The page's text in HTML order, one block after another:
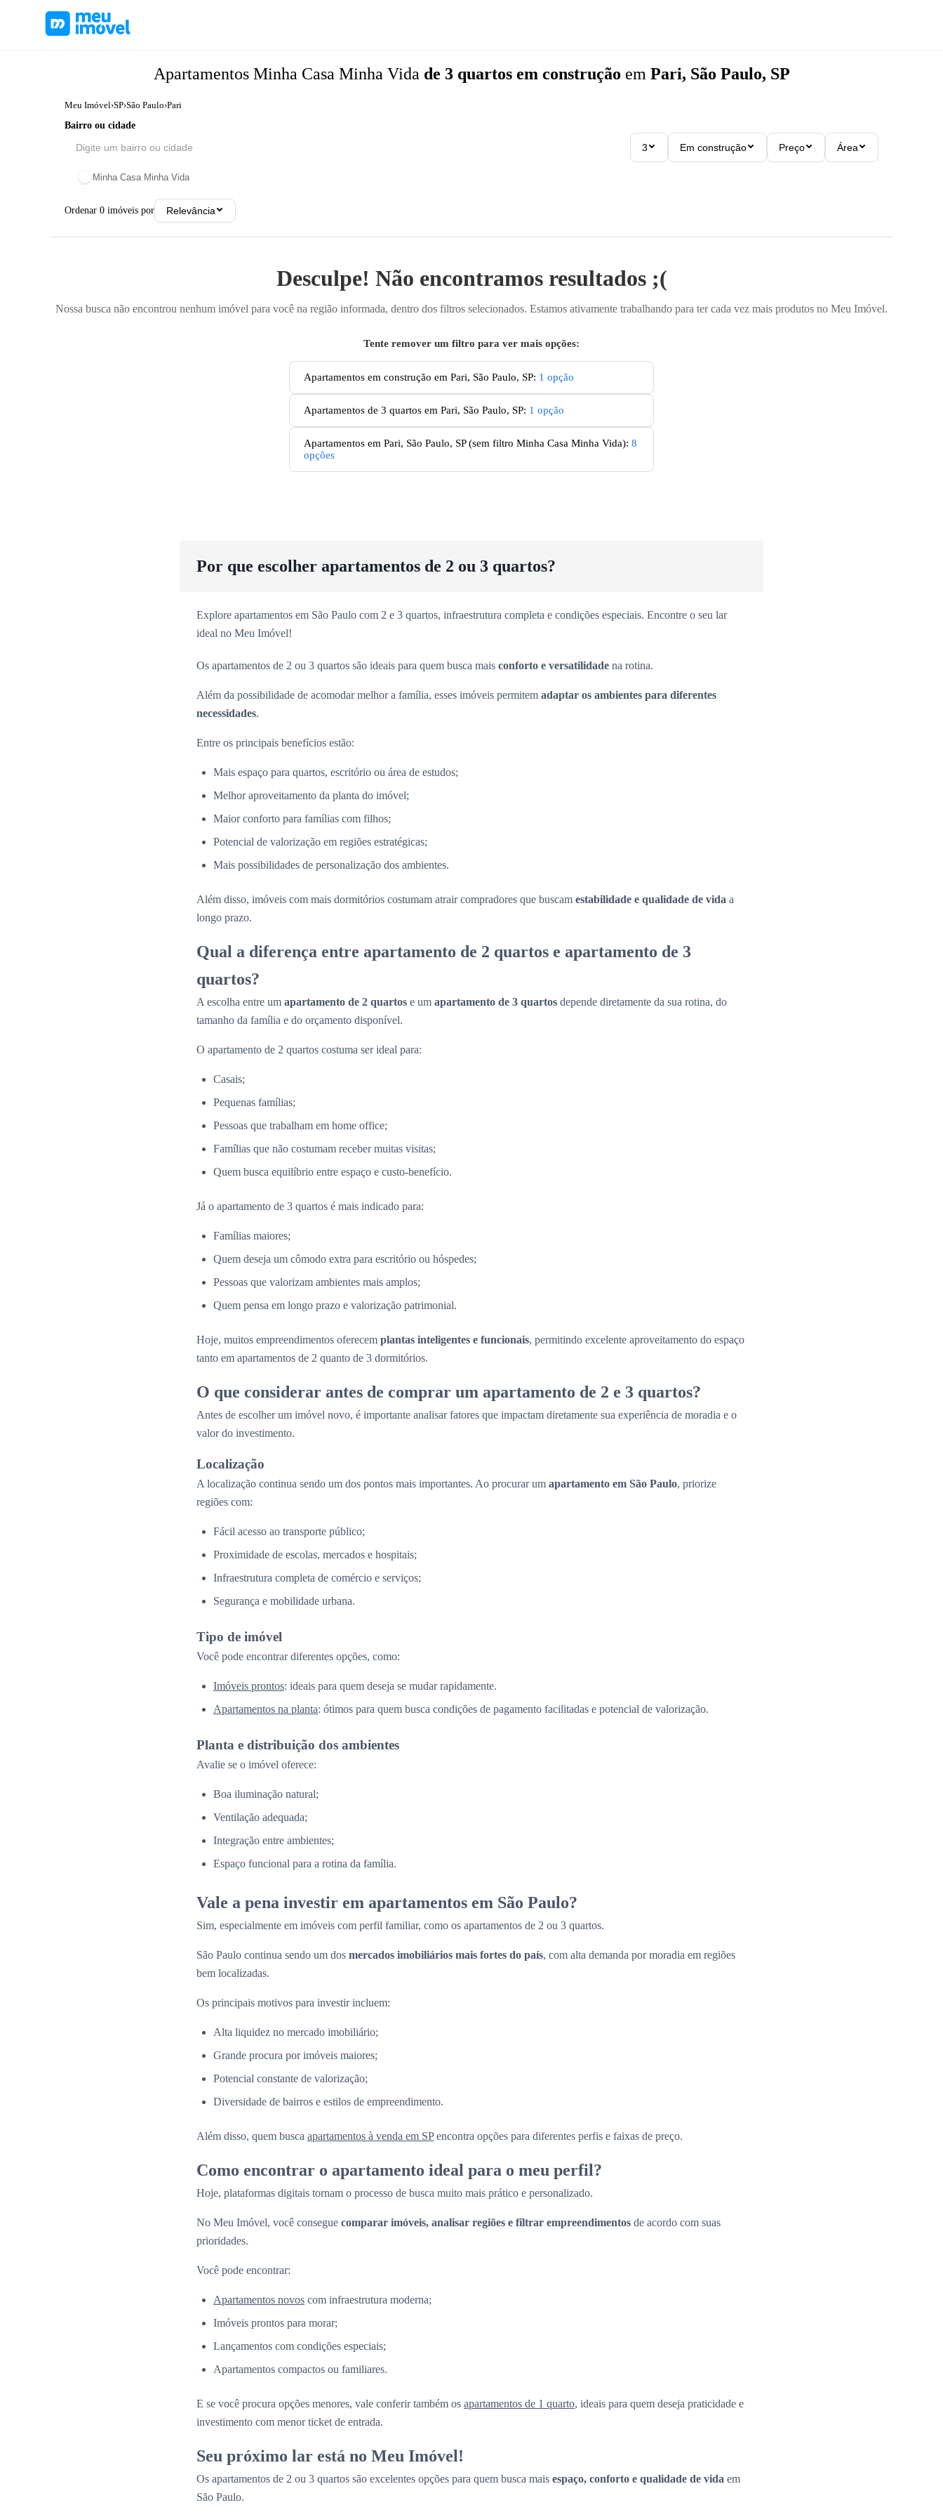
Apartamentos Minha Casa Minha Vida de 3 quartos em construção em Pari, São Paulo, SP
Meu Imóvel›SP›São Paulo›Pari
Bairro ou cidade
3 Em construção Preço Área
Minha Casa Minha Vida
Ordenar 0 imóveis por Relevância
Desculpe! Não encontramos resultados ;(
Nossa busca não encontrou nenhum imóvel para você na região informada, dentro dos filtros selecionados. Estamos ativamente trabalhando para ter cada vez mais produtos no Meu Imóvel.
Tente remover um filtro para ver mais opções:
Apartamentos em construção em Pari, São Paulo, SP: 1 opção
Apartamentos de 3 quartos em Pari, São Paulo, SP: 1 opção
Apartamentos em Pari, São Paulo, SP(sem filtro Minha Casa Minha Vida): 8
opções
Por que escolher apartamentos de 2 ou 3 quartos?
Explore apartamentos em São Paulo com 2 e 3 quartos, infraestrutura completa e condições especiais. Encontre o seu lar
ideal no Meu Imóvel!
Os apartamentos de 2 ou 3 quartos são ideais para quem busca mais conforto e versatilidade na rotina.
Além da possibilidade de acomodar melhor a família, esses imóveis permitem adaptar os ambientes para diferentes
necessidades.
Entre os principais benefícios estão:
Mais espaço para quartos, escritório ou área de estudos;
Melhor aproveitamento da planta do imóvel;
Maior conforto para famílias com filhos;
Potencial de valorização em regiões estratégicas;
Mais possibilidades de personalização dos ambientes.
Além disso, imóveis com mais dormitórios costumam atrair compradores que buscam estabilidade e qualidade de vida a
longo prazo.
Qual a diferença entre apartamento de 2 quartos e apartamento de 3
quartos?
A escolha entre um apartamento de 2 quartos e um apartamento de 3 quartos depende diretamente da sua rotina, do
tamanho da família e do orçamento disponível.
O apartamento de 2 quartos costuma ser ideal para:
Casais;
Pequenas famílias;
Pessoas que trabalham em home office;
Famílias que não costumam receber muitas visitas;
Quem busca equilíbrio entre espaço e custo-benefício.
Já o apartamento de 3 quartos é mais indicado para:
Famílias maiores;
Quem deseja um cômodo extra para escritório ou hóspedes;
Pessoas que valorizam ambientes mais amplos;
Quem pensa em longo prazo e valorização patrimonial.
Hoje, muitos empreendimentos oferecem plantas inteligentes e funcionais, permitindo excelente aproveitamento do espaço
tanto em apartamentos de 2 quanto de 3 dormitórios.
O que considerar antes de comprar um apartamento de 2 e 3 quartos?
Antes de escolher um imóvel novo, é importante analisar fatores que impactam diretamente sua experiência de moradia e o
valor do investimento.
Localização
A localização continua sendo um dos pontos mais importantes. Ao procurar um apartamento em São Paulo, priorize
regiões com:
Fácil acesso ao transporte público;
Proximidade de escolas, mercados e hospitais;
Infraestrutura completa de comércio e serviços;
Segurança e mobilidade urbana.
Tipo de imóvel
Você pode encontrar diferentes opções, como:
Imóveis prontos: ideais para quem deseja se mudar rapidamente.
Apartamentos na planta: ótimos para quem busca condições de pagamento facilitadas e potencial de valorização.
Planta e distribuição dos ambientes
Avalie se o imóvel oferece:
Boa iluminação natural;
Ventilação adequada;
Integração entre ambientes;
Espaço funcional para a rotina da família.
Vale a pena investir em apartamentos em São Paulo?
Sim, especialmente em imóveis com perfil familiar, como os apartamentos de 2 ou 3 quartos.
São Paulo continua sendo um dos mercados imobiliários mais fortes do país, com alta demanda por moradia em regiões
bem localizadas.
Os principais motivos para investir incluem:
Alta liquidez no mercado imobiliário;
Grande procura por imóveis maiores;
Potencial constante de valorização;
Diversidade de bairros e estilos de empreendimento.
Além disso, quem busca apartamentos à venda em SPencontra opções para diferentes perfis e faixas de preço.
Como encontrar o apartamento ideal para o meu perfil?
Hoje, plataformas digitais tornam o processo de busca muito mais prático e personalizado.
No Meu Imóvel, você consegue comparar imóveis, analisar regiões e filtrar empreendimentos de acordo com suas
prioridades.
Você pode encontrar:
Apartamentos novos com infraestrutura moderna;
Imóveis prontos para morar;
Lançamentos com condições especiais;
Apartamentos compactos ou familiares.
E se você procura opções menores, vale conferir também os apartamentos de 1 quarto, ideais para quem deseja praticidade e
investimento com menor ticket de entrada.
Seu próximo lar está no Meu Imóvel!
Os apartamentos de 2 ou 3 quartos são excelentes opções para quem busca mais espaço, conforto e qualidade de vida em
São Paulo.